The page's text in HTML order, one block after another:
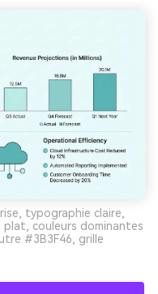
typographie claire,
couleurs dominantes
#3B3F46, grille